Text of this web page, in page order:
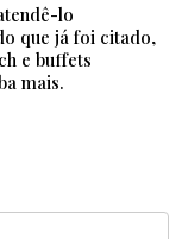
lo
que já foi citado,
e buffets
mais.